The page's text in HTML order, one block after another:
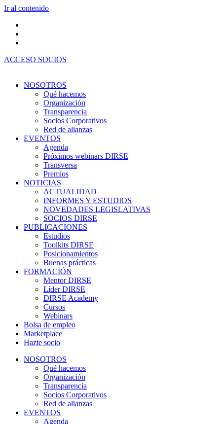
Ir al contenido
ACCESO SOCIOS
NOSOTROS
Qué hacemos
Organización
Transparencia
Socios Corporativos
Red de alianzas
EVENTOS
Agenda
Próximos webinars DIRSE
Transversa
Premios
NOTICIAS
ACTUALIDAD
INFORMES Y ESTUDIOS
NOVEDADES LEGISLATIVAS
SOCIOS DIRSE
PUBLICACIONES
Estudios
Toolkits DIRSE
Posicionamientos
Buenas prácticas
FORMACIÓN
Mentor DIRSE
Líder DIRSE
DIRSE Academy
Cursos
Webinars
Bolsa de empleo
Marketplace
Hazte socio
NOSOTROS
Qué hacemos
Organización
Transparencia
Socios Corporativos
Red de alianzas
EVENTOS
Agenda